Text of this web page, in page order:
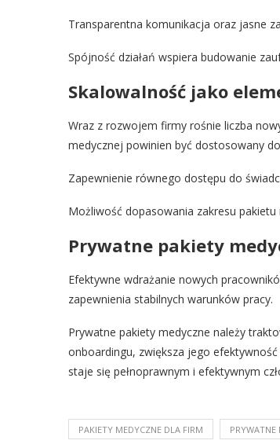
Transparentna komunikacja oraz jasne
Spójność działań wspiera budowanie
Skalowalność jako
Wraz z rozwojem firmy rośnie liczba
medycznej powinien być dostosowany
Zapewnienie równego dostępu do
Możliwość dopasowania zakresu
Prywatne pakiety
Efektywne wdrażanie nowych
zapewnienia stabilnych warunków pracy.
Prywatne pakiety medyczne należy
onboardingu, zwiększa jego
staje się pełnoprawnym i efektywnym
PAKIETY MEDYCZNE DLA FIRM PRYWATNE